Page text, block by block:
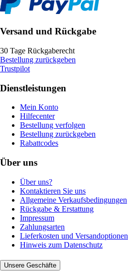
Versand und Rückgabe
30 Tage Rückgaberecht
Bestellung zurückgeben
Trustpilot
Dienstleistungen
Mein Konto
Hilfecenter
Bestellung verfolgen
Bestellung zurückgeben
Rabattcodes
Über uns
Über uns?
Kontaktieren Sie uns
Allgemeine Verkaufsbedingungen
Rückgabe & Erstattung
Impressum
Zahlungsarten
Lieferkosten und Versandoptionen
Hinweis zum Datenschutz
Unsere Geschäfte